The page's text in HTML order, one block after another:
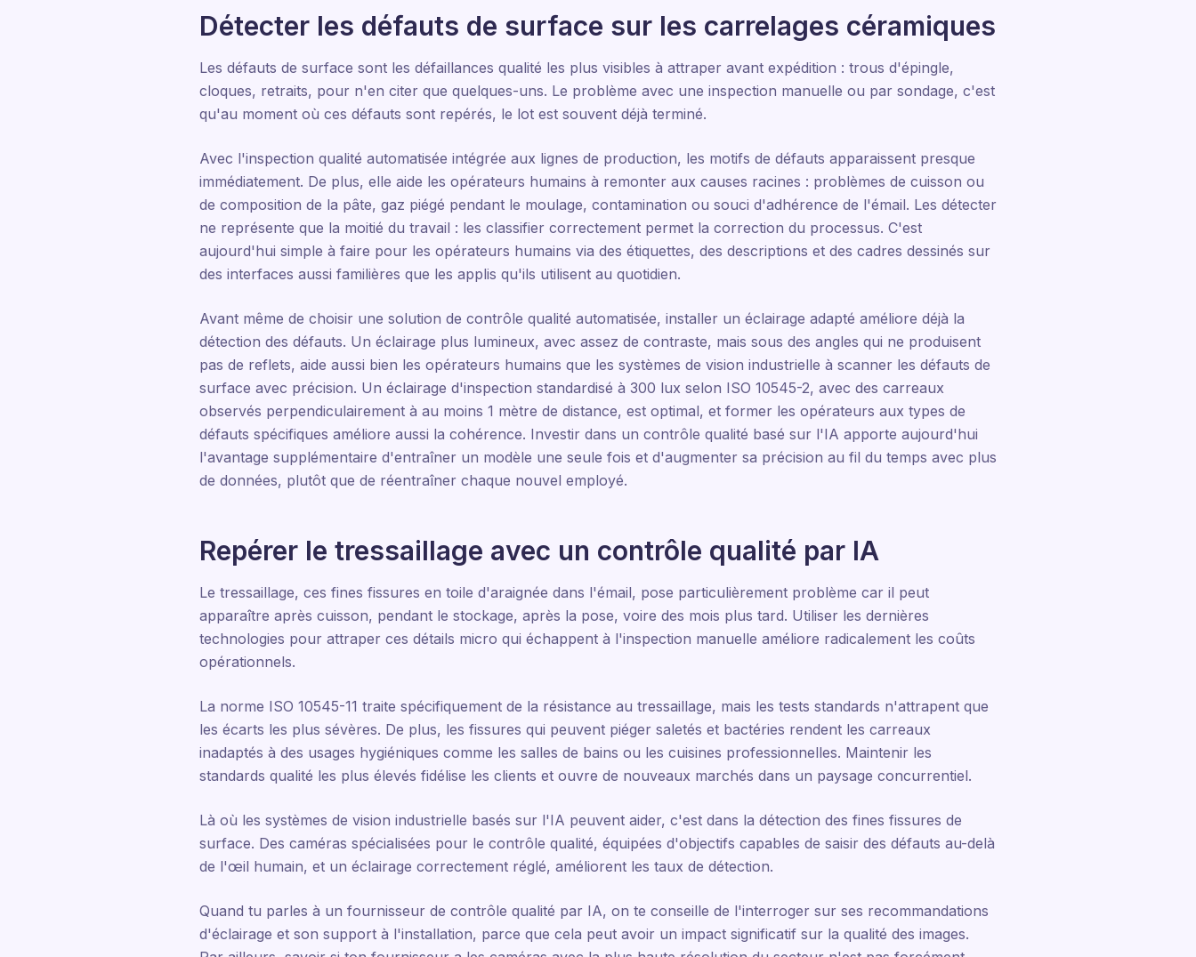
Détecter les défauts de surface sur les carrelages céramiques
Les défauts de surface sont les défaillances qualité les plus visibles à attraper avant expédition : trous d'épingle,
cloques, retraits, pour n'en citer que quelques-uns. Le problème avec une inspection manuelle ou par sondage, c'est
qu'au moment où ces défauts sont repérés, le lot est souvent déjà terminé.
Avec l'inspection qualité automatisée intégrée aux lignes de production, les motifs de défauts apparaissent presque
immédiatement. De plus, elle aide les opérateurs humains à remonter aux causes racines : problèmes de cuisson ou
de composition de la pâte, gaz piégé pendant le moulage, contamination ou souci d'adhérence de l'émail. Les détecter
ne représente que la moitié du travail : les classifier correctement permet la correction du processus. C'est
aujourd'hui simple à faire pour les opérateurs humains via des étiquettes, des descriptions et des cadres dessinés sur
des interfaces aussi familières que les applis qu'ils utilisent au quotidien.
Avant même de choisir une solution de contrôle qualité automatisée, installer un éclairage adapté améliore déjà la
détection des défauts. Un éclairage plus lumineux, avec assez de contraste, mais sous des angles qui ne produisent
pas de reflets, aide aussi bien les opérateurs humains que les systèmes de vision industrielle à scanner les défauts de
surface avec précision. Un éclairage d'inspection standardisé à 300 lux selon ISO 10545-2, avec des carreaux
observés perpendiculairement à au moins 1 mètre de distance, est optimal, et former les opérateurs aux types de
défauts spécifiques améliore aussi la cohérence. Investir dans un contrôle qualité basé sur l'IA apporte aujourd'hui
l'avantage supplémentaire d'entraîner un modèle une seule fois et d'augmenter sa précision au fil du temps avec plus
de données, plutôt que de réentraîner chaque nouvel employé.
Repérer le tressaillage avec un contrôle qualité par IA
Le tressaillage, ces fines fissures en toile d'araignée dans l'émail, pose particulièrement problème car il peut
apparaître après cuisson, pendant le stockage, après la pose, voire des mois plus tard. Utiliser les dernières
technologies pour attraper ces détails micro qui échappent à l'inspection manuelle améliore radicalement les coûts
opérationnels.
La norme ISO 10545-11 traite spécifiquement de la résistance au tressaillage, mais les tests standards n'attrapent que
les écarts les plus sévères. De plus, les fissures qui peuvent piéger saletés et bactéries rendent les carreaux
inadaptés à des usages hygiéniques comme les salles de bains ou les cuisines professionnelles. Maintenir les
standards qualité les plus élevés fidélise les clients et ouvre de nouveaux marchés dans un paysage concurrentiel.
Là où les systèmes de vision industrielle basés sur l'IA peuvent aider, c'est dans la détection des fines fissures de
surface. Des caméras spécialisées pour le contrôle qualité, équipées d'objectifs capables de saisir des défauts au-delà
de l'œil humain, et un éclairage correctement réglé, améliorent les taux de détection.
Quand tu parles à un fournisseur de contrôle qualité par IA, on te conseille de l'interroger sur ses recommandations
d'éclairage et son support à l'installation, parce que cela peut avoir un impact significatif sur la qualité des images.